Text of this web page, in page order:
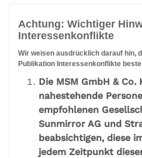
Achtung: Wichtiger
Interessenkonflikte
Wir weisen ausdrücklich darauf hin,
Publikation Interessenkonflikte
Die MSM GmbH & Co.
nahestehende
empfohlenen
Sunmirror AG und
beabsichtigen, diese
jedem Zeitpunkt